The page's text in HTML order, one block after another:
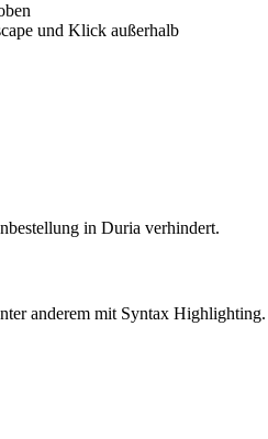
und Klick außerhalb
in Duria verhindert.
anderem mit Syntax Highlighting.